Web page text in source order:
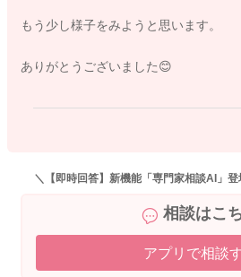
ください。
もう少し様子をみようと思います。
ありがとうございました😊
＼【即時回答】新機能「専門家相談AI」
相談はこ
アプリで相談